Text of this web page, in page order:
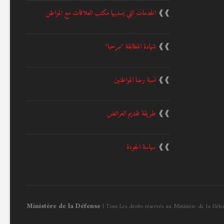
❱❱الخدمات التي يسديها مكتب العلاقات مع المواطن
❱❱ شهادة المطابقة "مرحبا"
❱❱نسبة رضا المواطنين
❱❱ طريقة تقديم العرائض
❱❱سياسة الجودة
Ministère de la Défense| Tous Les droits réservés au Ministère de la